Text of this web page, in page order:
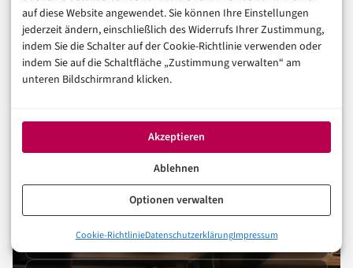
auf diese Website angewendet. Sie können Ihre Einstellungen
jederzeit ändern, einschließlich des Widerrufs Ihrer Zustimmung,
indem Sie die Schalter auf der Cookie-Richtlinie verwenden oder
indem Sie auf die Schaltfläche „Zustimmung verwalten“ am
unteren Bildschirmrand klicken.
Akzeptieren
Ablehnen
Optionen verwalten
Cookie-RichtlinieDatenschutzerklärungImpressum
3. August 2026
Reichweite in Finanzen &
FinTech
Sponsored Post